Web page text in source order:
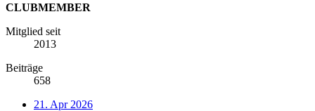
CLUBMEMBER
Mitglied seit
2013
Beiträge
658
21. Apr 2026